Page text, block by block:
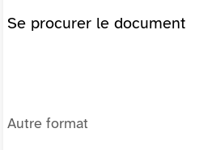
Se procurer le document
Autre format